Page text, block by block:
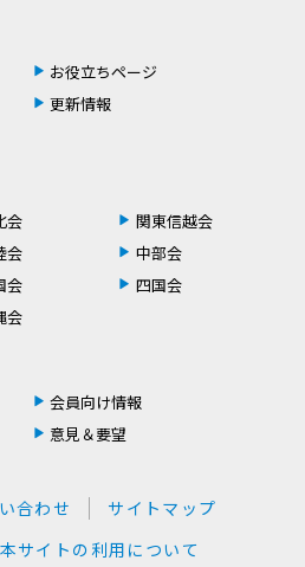
お役立ちページ
更新情報
会
関東信越会
会
中部会
会
四国会
会
会員向け情報
意見＆要望
合わせ
サイトマップ
本サイトの利用について